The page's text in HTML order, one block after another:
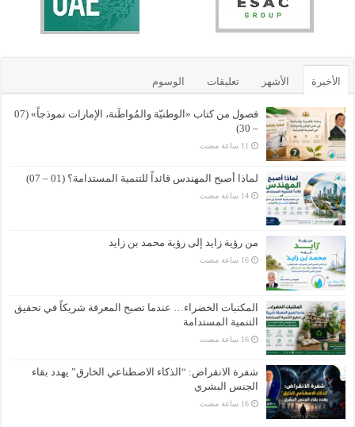
الأخيرة الأشهر تعليقات الوسوم
فصول من كتاب «الوطنيّة والمُواطَنة، الإمارات نموذجاً» (07
– 30)
لماذا أصبح المهندس قائداً للتنمية المستدامة؟ (01 – 07)
من رؤية زايد إلى رؤية محمد بن زايد
المكتبات الخضراء… عندما تصبح المعرفة شريكاً في تحقيق
التنمية المستدامة
شفرة الانقراض: “الذكاء الاصطناعي الخارق” يهدد بقاء
الجنس البشري